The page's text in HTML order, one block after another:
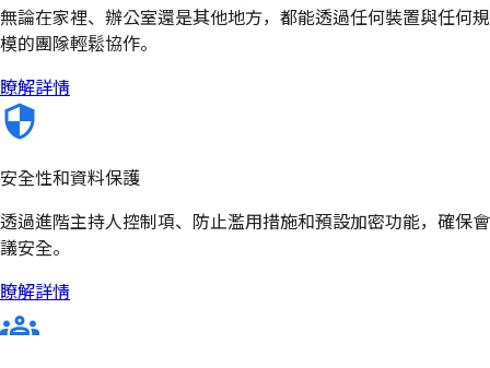
無論在家裡、辦公室還是其他地方，都能透過任何裝置與任何規
模的團隊輕鬆協作。
瞭解詳情
安全性和資料保護
透過進階主持人控制項、防止濫用措施和預設加密功能，確保會
議安全。
瞭解詳情